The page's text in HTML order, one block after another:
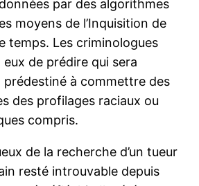
par des algorithmes
moyens de l’Inquisition de
temps. Les criminologues
de prédire qui sera
à commettre des
des profilages raciaux ou
compris.
de la recherche d’un tueur
resté introuvable depuis